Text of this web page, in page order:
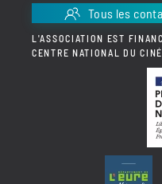
Tous les
L'ASSOCIATION EST
CENTRE NATIONAL DU